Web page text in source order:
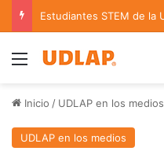
Menu
Inicio / UDLAP en los medios
UDLAP en los medios